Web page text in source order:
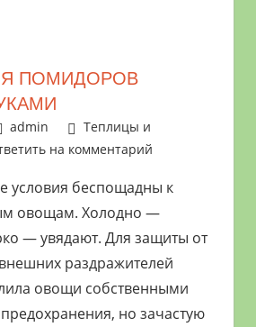
ПОМИДОРОВ
admin
Теплицы и
на комментарий
условия беспощадны к
овощам. Холодно —
— увядают. Для защиты от
раздражителей
овощи собственными
но зачастую